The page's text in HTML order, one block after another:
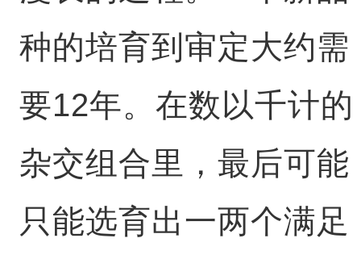
种的培育到审定大约需
要12年。在数以千计的
杂交组合里，最后可能
只能选育出一两个满足